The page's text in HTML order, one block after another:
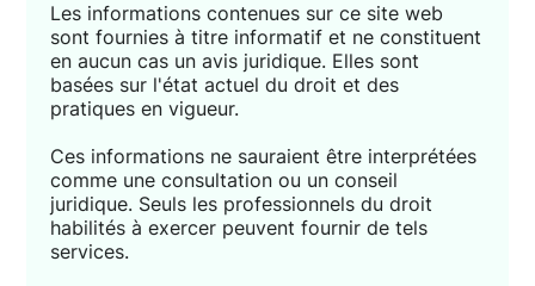
Les informations contenues sur ce site web
sont fournies à titre informatif et ne constituent
en aucun cas un avis juridique. Elles sont
basées sur l'état actuel du droit et des
pratiques en vigueur.
Ces informations ne sauraient être interprétées
comme une consultation ou un conseil
juridique. Seuls les professionnels du droit
habilités à exercer peuvent fournir de tels
services.